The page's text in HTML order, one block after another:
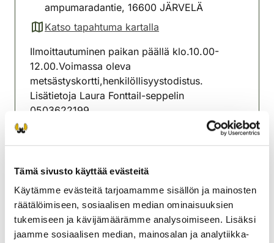
Tämä sivusto käyttää evästeitä
Käytämme evästeitä tarjoamamme sisällön ja mainosten
räätälöimiseen, sosiaalisen median ominaisuuksien
tukemiseen ja kävijämäärämme analysoimiseen. Lisäksi
jaamme sosiaalisen median, mainosalan ja analytiikka-
ampumaradantie, 16600 JÄRVELÄ
Katso tapahtuma kartalla
(avautuu uuteen välilehteen)
Ilmoittautuminen paikan päällä klo.10.00-
12.00.Voimassa oleva
metsästyskortti,henkilöllisyystodistus.
Lisätietoja Laura Fonttail-seppelin
0503622199
+358408351025